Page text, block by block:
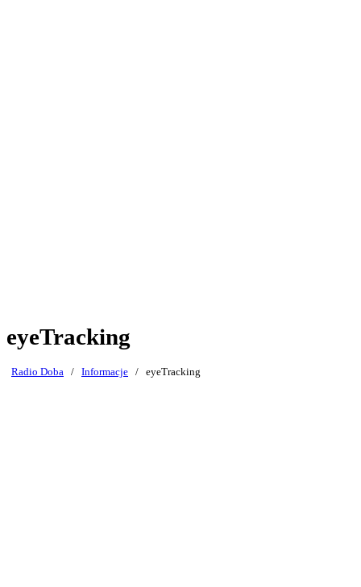
eyeTracking
Radio Doba / Informacje / eyeTracking